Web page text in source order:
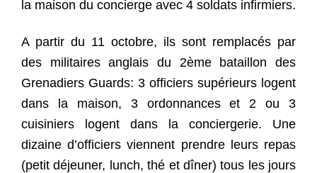
la maison du concierge avec 4 soldats infirmiers.
A partir du 11 octobre, ils sont remplacés par
des militaires anglais du 2ème bataillon des
Grenadiers Guards: 3 officiers supérieurs logent
dans la maison, 3 ordonnances et 2 ou 3
cuisiniers logent dans la conciergerie. Une
dizaine d’officiers viennent prendre leurs repas
(petit déjeuner, lunch, thé et dîner) tous les jours